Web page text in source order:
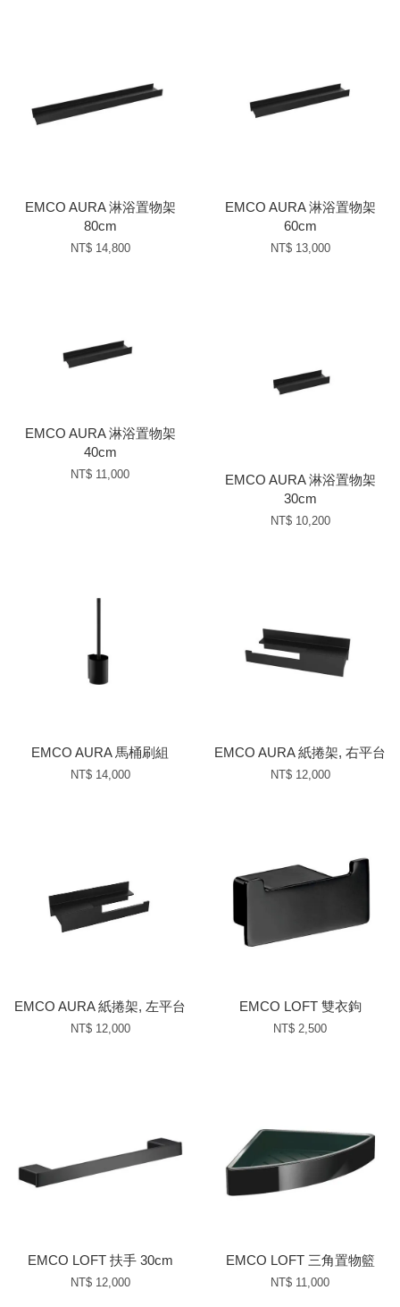
EMCO AURA 淋浴置物架
80cm
NT$ 14,800
EMCO AURA 淋浴置物架
60cm
NT$ 13,000
EMCO AURA 淋浴置物架
40cm
NT$ 11,000
EMCO AURA 淋浴置物架
30cm
NT$ 10,200
EMCO AURA 馬桶刷組
NT$ 14,000
EMCO AURA 紙捲架, 右平台
NT$ 12,000
EMCO AURA 紙捲架, 左平台
NT$ 12,000
EMCO LOFT 雙衣鉤
NT$ 2,500
EMCO LOFT 扶手 30cm
NT$ 12,000
EMCO LOFT 三角置物籃
NT$ 11,000